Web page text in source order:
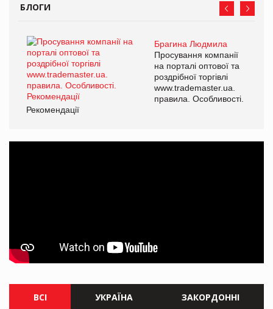
БЛОГИ
Брагина Людмила
Просування компанії
на порталі оптової та
роздрібної торгівлі
www.trademaster.ua.
правила. Особливості.
Рекомендації
ВСІ УКРАЇНА ЗАКОРДОННІ